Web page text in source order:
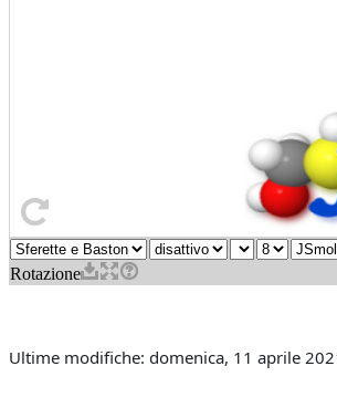
Ultime modifiche: domenica, 11 aprile